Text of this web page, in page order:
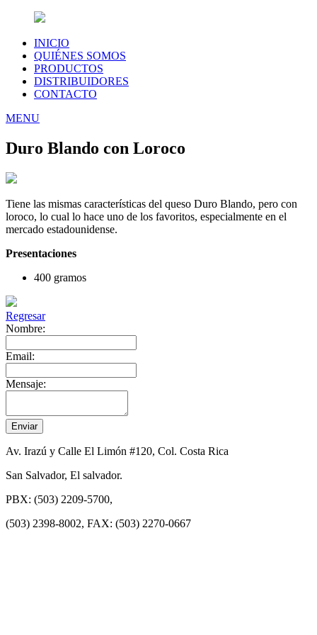
INICIO
QUIÉNES SOMOS
PRODUCTOS
DISTRIBUIDORES
CONTACTO
MENU
Duro Blando con Loroco
Tiene las mismas características del queso Duro Blando, pero con
loroco, lo cual lo hace uno de los favoritos, especialmente en el
mercado estadounidense.
Presentaciones
400 gramos
Regresar
Nombre:
Email:
Mensaje:
Av. Irazú y Calle El Limón #120, Col. Costa Rica
San Salvador, El salvador.
PBX: (503) 2209-5700,
(503) 2398-8002, FAX: (503) 2270-0667